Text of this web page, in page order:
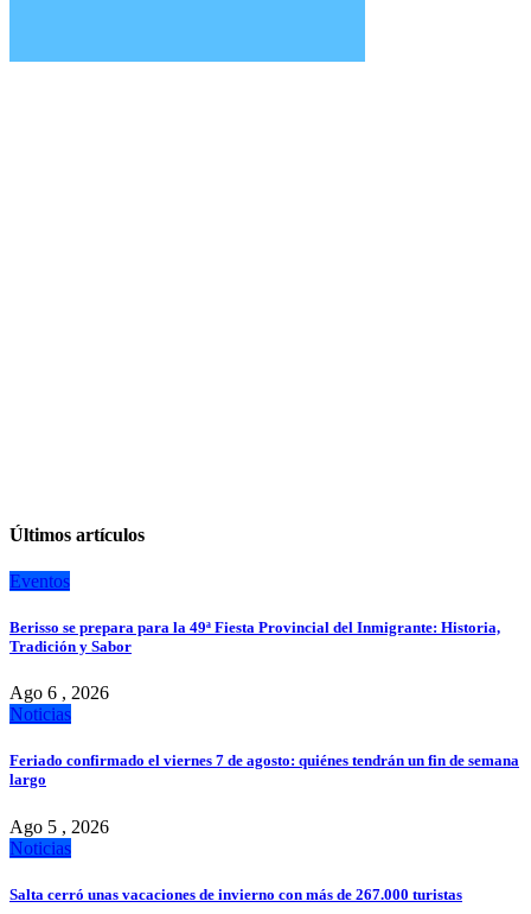
Últimos artículos
Eventos
Berisso se prepara para la 49ª Fiesta Provincial del Inmigrante: Historia,
Tradición y Sabor
Ago 6 , 2026
Noticias
Feriado confirmado el viernes 7 de agosto: quiénes tendrán un fin de semana
largo
Ago 5 , 2026
Noticias
Salta cerró unas vacaciones de invierno con más de 267.000 turistas